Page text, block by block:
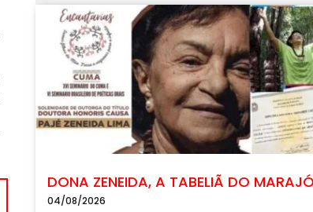
DONA ZENEIDA, A TABELIÃ DO
04/08/2026